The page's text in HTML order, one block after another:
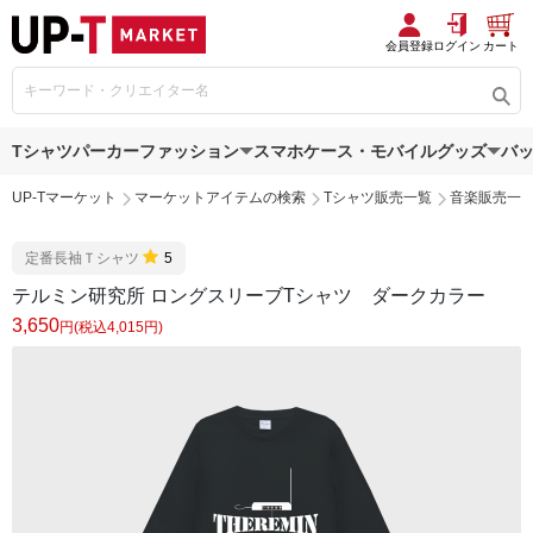
会員登録ログイン カート
Tシャツパーカーファッション スマホケース・モバイルグッズ バ
UP-Tマーケット マーケットアイテムの検索 Tシャツ販売一覧 音楽販売一
定番長袖Ｔシャツ 5
テルミン研究所 ロングスリーブTシャツ ダークカラー
3,650円(税込4,015円)